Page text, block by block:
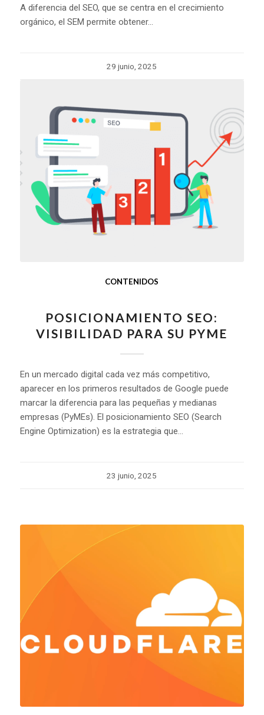
A diferencia del SEO, que se centra en el crecimiento
orgánico, el SEM permite obtener…
29 junio, 2025
CONTENIDOS
POSICIONAMIENTO SEO:
VISIBILIDAD PARA SU PYME
En un mercado digital cada vez más competitivo,
aparecer en los primeros resultados de Google puede
marcar la diferencia para las pequeñas y medianas
empresas (PyMEs). El posicionamiento SEO (Search
Engine Optimization) es la estrategia que…
23 junio, 2025